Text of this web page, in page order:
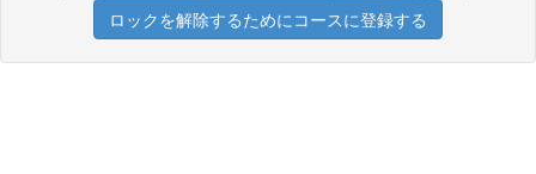
ロックを解除するためにコースに登録する